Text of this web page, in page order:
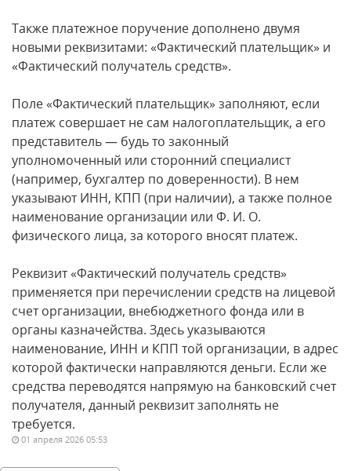
Также платежное поручение дополнено двумя
новыми реквизитами: «Фактический плательщик» и
«Фактический получатель средств».
Поле «Фактический плательщик» заполняют, если
платеж совершает не сам налогоплательщик, а его
представитель — будь то законный
уполномоченный или сторонний специалист
(например, бухгалтер по доверенности). В нем
указывают ИНН, КПП (при наличии), а также полное
наименование организации или Ф. И. О.
физического лица, за которого вносят платеж.
Реквизит «Фактический получатель средств»
применяется при перечислении средств на лицевой
счет организации, внебюджетного фонда или в
органы казначейства. Здесь указываются
наименование, ИНН и КПП той организации, в адрес
которой фактически направляются деньги. Если же
средства переводятся напрямую на банковский счет
получателя, данный реквизит заполнять не
требуется.
01 апреля 2026 05:53